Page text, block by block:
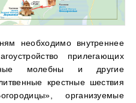
необходимо внутреннее
прилегающих
молебны и другие
крестные шествия
организуемые